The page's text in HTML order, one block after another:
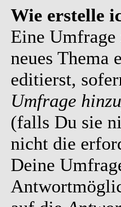
Wie erstelle
Eine
neues Thema
editierst,
Umfrage
(falls Du sie
nicht die
Deine